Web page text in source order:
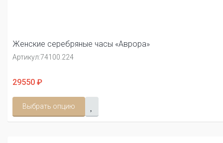
Женские серебряные часы «Аврора»
Артикул:74100.224
29550 ₽
Выбрать опцию